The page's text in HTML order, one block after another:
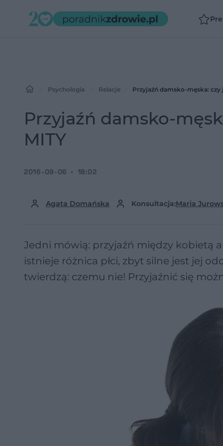
Psychologia Relacje Przyjaźń damsko-męska: czy
Przyjaźń damsko-
MITY
Agata Domańska Konsultacja:Maria
2016-09-06 18:02
Jedni mówią: przyjaźń między kobietą
istnieje różnica płci, zbyt silne jest jej
twierdzą: czemu nie! Przyjaźnić się